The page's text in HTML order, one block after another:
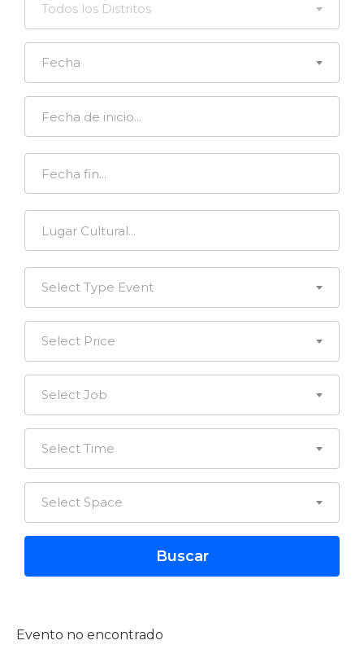
Todos los Distritos
Fecha
Select Type Event
Select Price
Select Job
Select Time
Select Space
Evento no encontrado